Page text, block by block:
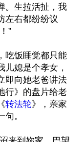
。生拉活扯，我
左右都纷纷议
”
吃饭睡觉都只能
儿媳是个孝女，
即向她老爸讲法
行》的盘片给老
转法轮》，亲家
。